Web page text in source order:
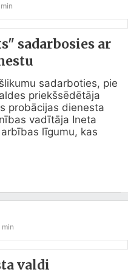
min
sadarbosies ar
sadarboties, pie
priekšsēdētāja
probācijas dienesta
vadītāja Ineta
līgumu, kas
min
valdi